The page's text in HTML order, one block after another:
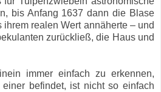
bis Anfang 1637 dann die Blase
realen Wert annäherte – und
zurückließ, die Haus und
immer einfach zu erkennen,
befindet, ist nicht so einfach